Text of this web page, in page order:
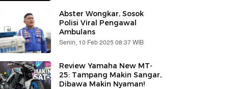
Abster Wongkar, Sosok
Polisi Viral Pengawal
Ambulans
Senin, 10 Feb 2025 08:37 WIB
Review Yamaha New MT-
25: Tampang Makin Sangar,
Dibawa Makin Nyaman!